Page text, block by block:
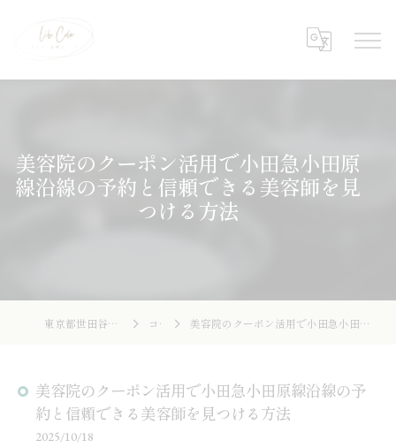
美容院のクーポン活用で小田急小田原
線沿線の予約と信頼できる美容師を見
つける方法
東京都世田谷の美容院ならLibcolor コラム 美容院のクーポン活用で小田急小田原線沿線の予約と信頼できる美容師を見つける方法
美容院のクーポン活用で小田急小田原線沿線の予
約と信頼できる美容師を見つける方法
2025/10/18